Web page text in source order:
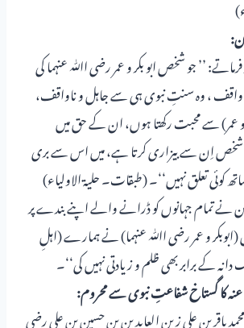
’’ جو شخص ابو بکر و عمر رضی اﷲ عنہما کی
، وہ سنتِ نبوی ہی سے جاہل و ناواقف،
و عمر) سے محبت رکھتا ہوں، ان کے حق میں
شخص اِن سے بیزاری کرتا ہے، میں اس سے بری
تعلق نہیں‘‘۔ (طبقات۔ حلیۃ الاولیاء)
تمام جہانوں کو ڈرانے والے اپنے بندے پر
(ابوبکر و عمر رضی اﷲ عنہما) نے ہمارے (اہلِ
کے برابر بھی ظلم و زیادتی نہیں کی‘‘۔
کا گستاخ شفاعتِ نبوی سے محروم:
باقر بن علی زین العابدین بن حسین بن علی رضی